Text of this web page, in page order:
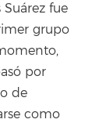
fue
grupo
por
de
como